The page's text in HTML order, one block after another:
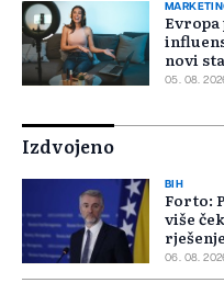
Evropa
novi
05. 08.
Izdvojeno
BIH
Forto:
više
rješenje
06. 08.